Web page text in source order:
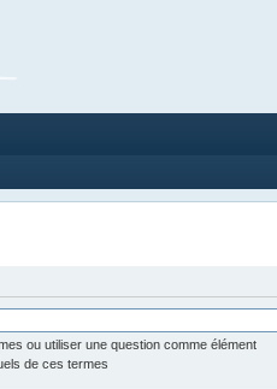
ou utiliser une question comme élément
de ces termes